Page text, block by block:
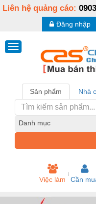
Liên hệ quảng cáo:
Đăng nhập
Sản phẩm Nhà
Danh mục
Việc làm Cần